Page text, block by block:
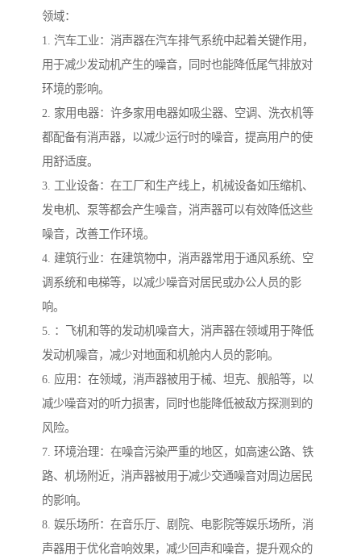
领域：
1. 汽车工业：消声器在汽车排气系统中起着关键作用，
用于减少发动机产生的噪音，同时也能降低尾气排放对
环境的影响。
2. 家用电器：许多家用电器如吸尘器、空调、洗衣机等
都配备有消声器，以减少运行时的噪音，提高用户的使
用舒适度。
3. 工业设备：在工厂和生产线上，机械设备如压缩机、
发电机、泵等都会产生噪音，消声器可以有效降低这些
噪音，改善工作环境。
4. 建筑行业：在建筑物中，消声器常用于通风系统、空
调系统和电梯等，以减少噪音对居民或办公人员的影
响。
5. ：飞机和等的发动机噪音大，消声器在领域用于降低
发动机噪音，减少对地面和机舱内人员的影响。
6. 应用：在领域，消声器被用于械、坦克、舰船等，以
减少噪音对的听力损害，同时也能降低被敌方探测到的
风险。
7. 环境治理：在噪音污染严重的地区，如高速公路、铁
路、机场附近，消声器被用于减少交通噪音对周边居民
的影响。
8. 娱乐场所：在音乐厅、剧院、电影院等娱乐场所，消
声器用于优化音响效果，减少回声和噪音，提升观众的